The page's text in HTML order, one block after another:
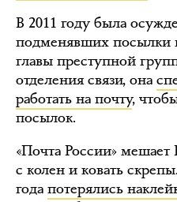
В 2011 году была
подменявших посылки
главы преступной
отделения связи, она
работать на почту,
посылок.
«Почта России»
с колен и ковать
года потерялись